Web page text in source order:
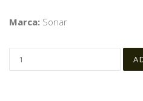
Marca: Sonar